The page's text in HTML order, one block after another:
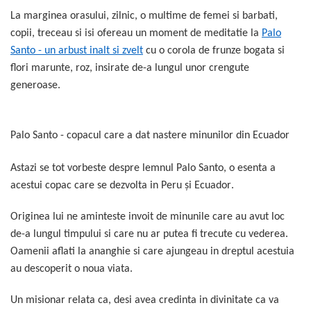
La marginea orasului, zilnic, o multime de femei si barbati,
copii, treceau si isi ofereau un moment de meditatie la Palo
Santo - un arbust inalt si zvelt cu o corola de frunze bogata si
flori marunte, roz, insirate de-a lungul unor crengute
generoase.
Palo Santo - copacul care a dat nastere minunilor din Ecuador
Astazi se tot vorbeste despre lemnul Palo Santo, o esenta a
acestui copac care se dezvolta in Peru și Ecuador.
Originea lui ne aminteste invoit de minunile care au avut loc
de-a lungul timpului si care nu ar putea fi trecute cu vederea.
Oamenii aflati la ananghie si care ajungeau in dreptul acestuia
au descoperit o noua viata.
Un misionar relata ca, desi avea credinta in divinitate ca va